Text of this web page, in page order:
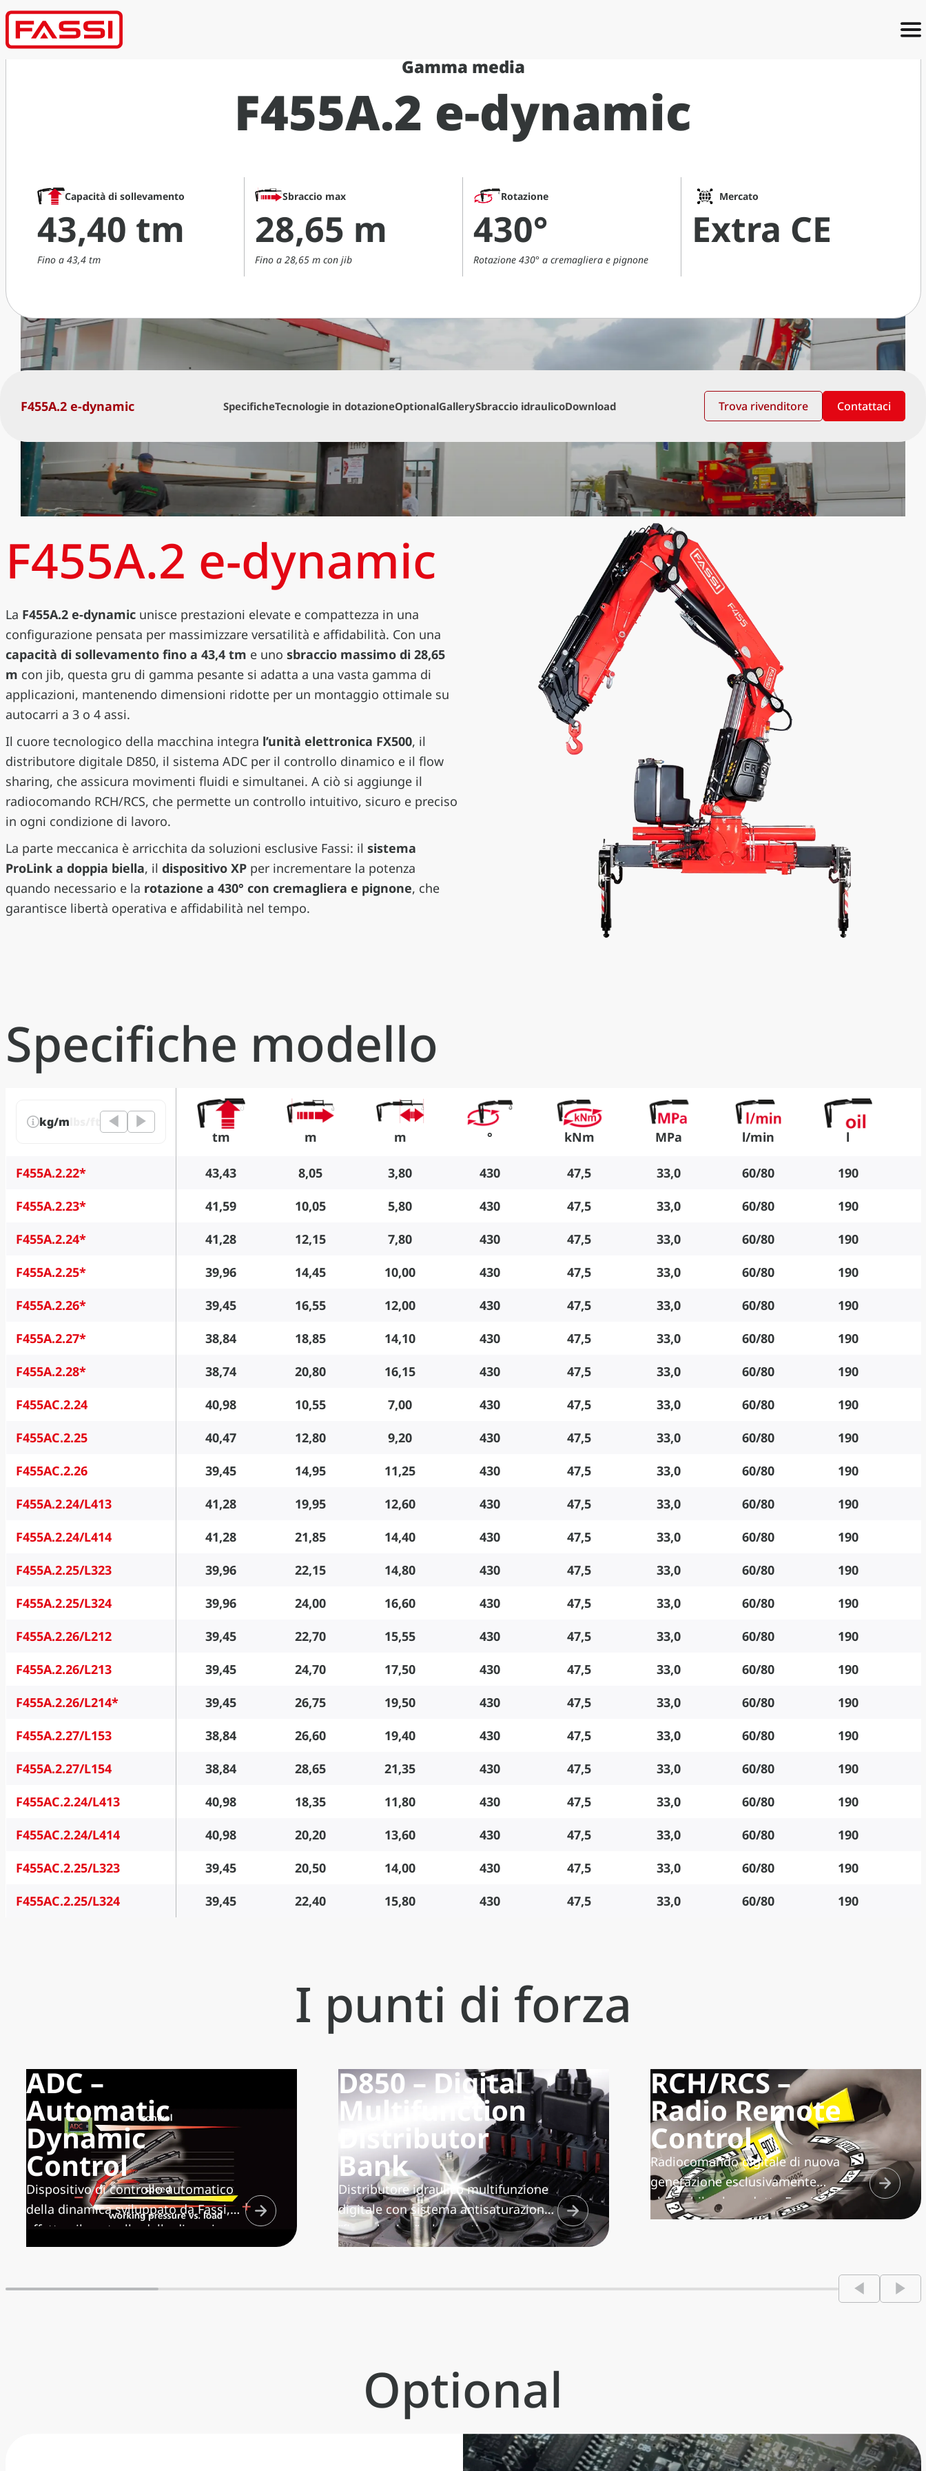
Gamma media
F455A.2 e-dynamic
Capacità di sollevamento
43,40 tm
Fino a 43,4 tm
Sbraccio max
28,65 m
Fino a 28,65 m con jib
Rotazione
430°
Rotazione 430° a cremagliera e pignone
Mercato
Extra CE
F455A.2 e-dynamic SpecificheTecnologie in dotazioneOptionalGallerySbraccio idraulicoDownload Trova rivenditore Contattaci
F455A.2 e-dynamic
La F455A.2 e-dynamicunisce prestazioni elevate e compattezza in una
configurazione pensata per massimizzare versatilità e affidabilità. Con una
capacità di sollevamento fino a 43,4 tm e uno sbraccio massimo di 28,65
m con jib, questa gru di gamma pesante si adatta a una vasta gamma di
applicazioni, mantenendo dimensioni ridotte per un montaggio ottimale su
autocarri a 3 o 4 assi.
Il cuore tecnologico della macchina integra l’unità elettronica FX500, il
distributore digitale D850, il sistema ADC per il controllo dinamico e il flow
sharing, che assicura movimenti fluidi e simultanei. A ciò si aggiunge il
radiocomando RCH/RCS, che permette un controllo intuitivo, sicuro e preciso
in ogni condizione di lavoro.
La parte meccanica è arricchita da soluzioni esclusive Fassi: il sistema
ProLink a doppia biella, il dispositivo XPper incrementare la potenza
quando necessario e la rotazione a 430° con cremagliera e pignone, che
garantisce libertà operativa e affidabilità nel tempo.
Specifiche modello
kg/m
tm m m ° kNm MPa l/min l
F455A.2.22* 43,43 8,05 3,80 430 47,5 33,0 60/80 190
F455A.2.23*
41,59 10,05 5,80 430 47,5 33,0 60/80 190
F455A.2.24*
41,28 12,15 7,80 430 47,5 33,0 60/80 190
F455A.2.25*
39,96 14,45 10,00 430 47,5 33,0 60/80 190
F455A.2.26*
39,45 16,55 12,00 430 47,5 33,0 60/80 190
F455A.2.27*
38,84 18,85 14,10 430 47,5 33,0 60/80 190
F455A.2.28*
38,74 20,80 16,15 430 47,5 33,0 60/80 190
F455AC.2.24
40,98 10,55 7,00 430 47,5 33,0 60/80 190
F455AC.2.25
40,47 12,80 9,20 430 47,5 33,0 60/80 190
F455AC.2.26
39,45 14,95 11,25 430 47,5 33,0 60/80 190
F455A.2.24/L413
41,28 19,95 12,60 430 47,5 33,0 60/80 190
F455A.2.24/L414
41,28 21,85 14,40 430 47,5 33,0 60/80 190
F455A.2.25/L323
39,96 22,15 14,80 430 47,5 33,0 60/80 190
F455A.2.25/L324
39,96 24,00 16,60 430 47,5 33,0 60/80 190
F455A.2.26/L212
39,45 22,70 15,55 430 47,5 33,0 60/80 190
F455A.2.26/L213
39,45 24,70 17,50 430 47,5 33,0 60/80 190
F455A.2.26/L214*
39,45 26,75 19,50 430 47,5 33,0 60/80 190
F455A.2.27/L153
38,84 26,60 19,40 430 47,5 33,0 60/80 190
F455A.2.27/L154
38,84 28,65 21,35 430 47,5 33,0 60/80 190
F455AC.2.24/L413
40,98 18,35 11,80 430 47,5 33,0 60/80 190
F455AC.2.24/L414
40,98 20,20 13,60 430 47,5 33,0 60/80 190
F455AC.2.25/L323
39,45 20,50 14,00 430 47,5 33,0 60/80 190
F455AC.2.25/L324
39,45 22,40 15,80 430 47,5 33,0 60/80 190
I punti di forza
ADC –
Automatic
Dynamic
Control
Dispositivo di controllo automatico
della dinamica sviluppato da Fassi,
effettua il controllo della dinamica su
tutte le funzioni della gru
movimento in funzione del carico
D850 – Digital
Multifunction
Distributor
Bank
Distributore idraulico multifunzione
digitale con sistema antisaturazione
“flow sharing”, che gestisce
proporzionalmente la quantità d’olio
utilizzo contemporaneo, per
RCH/RCS –
Radio Remote
Control
Radiocomando digitale di nuova
generazione esclusivamente
abbinabile al prodotto Fassi, con
ampio display grafico, per il controllo
veicolo e degli stabilizzatori. Ricerca
automatica della migliore frequenza
Optional